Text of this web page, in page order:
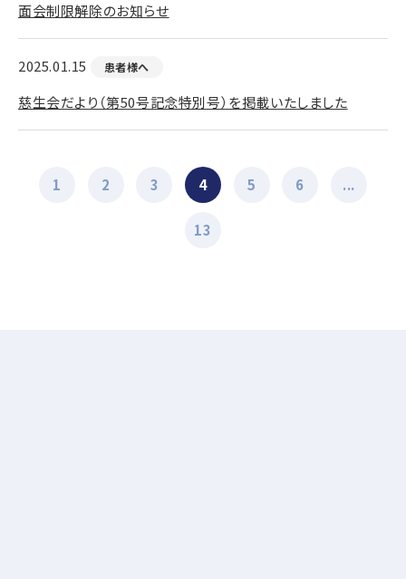
面会制限解除のお知らせ
2025.01.15 患者様へ
慈生会だより（第50号記念特別号）を掲載いたしました
1 2 3 4 5 6 ...
13